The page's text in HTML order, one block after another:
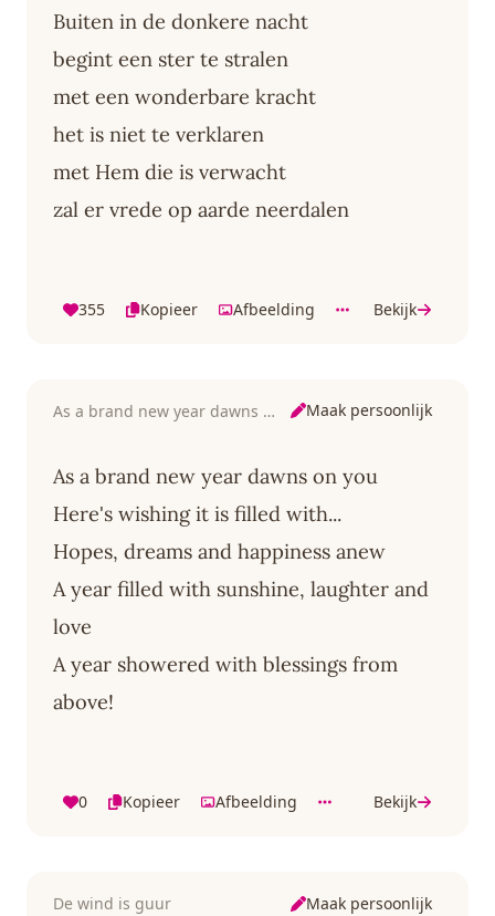
Buiten in de donkere nacht
begint een ster te stralen
met een wonderbare kracht
het is niet te verklaren
met Hem die is verwacht
zal er vrede op aarde neerdalen
355 Kopieer Afbeelding Bekijk
As a brand new year dawns on you Maak persoonlijk
As a brand new year dawns on you
Here's wishing it is filled with...
Hopes, dreams and happiness anew
A year filled with sunshine, laughter and
love
A year showered with blessings from
above!
0 Kopieer Afbeelding Bekijk
De wind is guur Maak persoonlijk